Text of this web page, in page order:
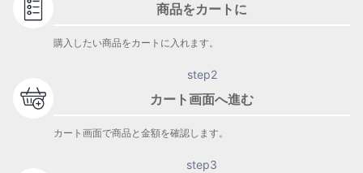
商品をカートに
購入したい商品をカートに入れます。
step2
カート画面へ進む
カート画面で商品と金額を確認します。
step3